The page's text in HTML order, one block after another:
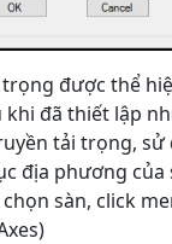
được thể
khi đã thiết lập
tải trọng, sử
địa phương của
sàn, click